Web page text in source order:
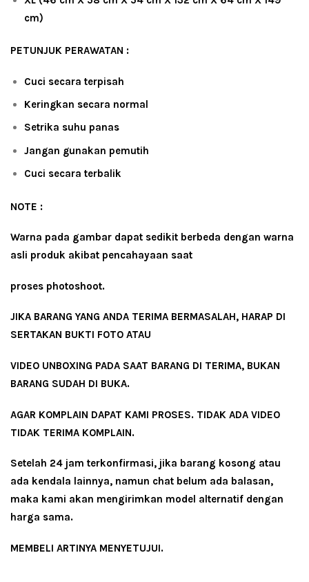
cm)
PETUNJUK PERAWATAN :
Cuci secara terpisah
Keringkan secara normal
Setrika suhu panas
Jangan gunakan pemutih
Cuci secara terbalik
NOTE :
Warna pada gambar dapat sedikit berbeda dengan warna
asli produk akibat pencahayaan saat
proses photoshoot.
JIKA BARANG YANG ANDA TERIMA BERMASALAH, HARAP DI
SERTAKAN BUKTI FOTO ATAU
VIDEO UNBOXING PADA SAAT BARANG DI TERIMA, BUKAN
BARANG SUDAH DI BUKA.
AGAR KOMPLAIN DAPAT KAMI PROSES. TIDAK ADA VIDEO
TIDAK TERIMA KOMPLAIN.
Setelah 24 jam terkonfirmasi, jika barang kosong atau
ada kendala lainnya, namun chat belum ada balasan,
maka kami akan mengirimkan model alternatif dengan
harga sama.
MEMBELI ARTINYA MENYETUJUI.